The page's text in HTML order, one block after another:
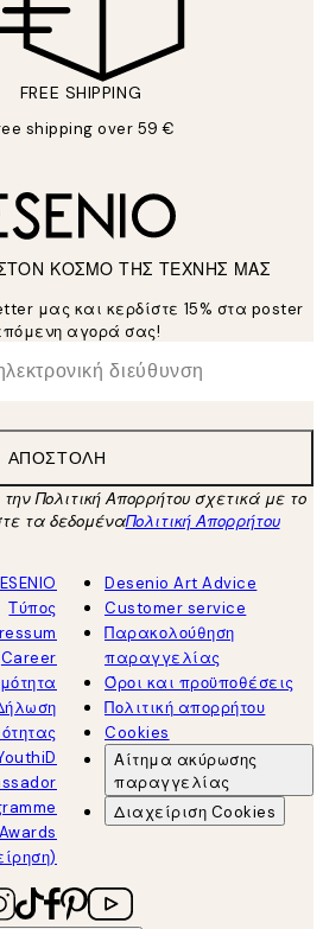
FREE SHIPPING
shipping over 59 €
ΚΟΣΜΟ ΤΗΣ ΤΕΧΝΗΣ ΜΑΣ
μας και κερδίστε 15% στα poster
αγορά σας!
ΑΠΟΣΤΟΛΉ
Πολιτική Απορρήτου σχετικά με το
τα δεδομέναΠολιτική Απορρήτου
Τύπος
Career
Desenio Art Advice
Customer service
Παρακολούθηση
παραγγελίας
Όροι και προϋποθέσεις
Πολιτική απορρήτου
Cookies
Αίτημα ακύρωσης
παραγγελίας
Διαχείριση Cookies